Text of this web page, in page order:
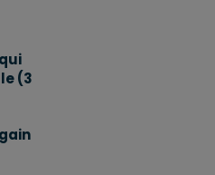
(3